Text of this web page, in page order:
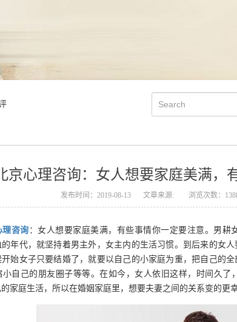
京心理咨询：女人想要家庭美满，
发布时间：2019-08-13 文章来源: 浏览次数：
理咨询：女人想要家庭美满，有些事情你一定要注意。男
年代，就坚持着男主外，女主内的生活习惯。到后来的女
始女子只要结婚了，就要以自己的小家庭为重，把自己的
小自己的朋友圈子等等。在如今，女人依旧这样，时间久
家庭生活，所以在婚姻家庭里，想要夫妻之间的关系变的更